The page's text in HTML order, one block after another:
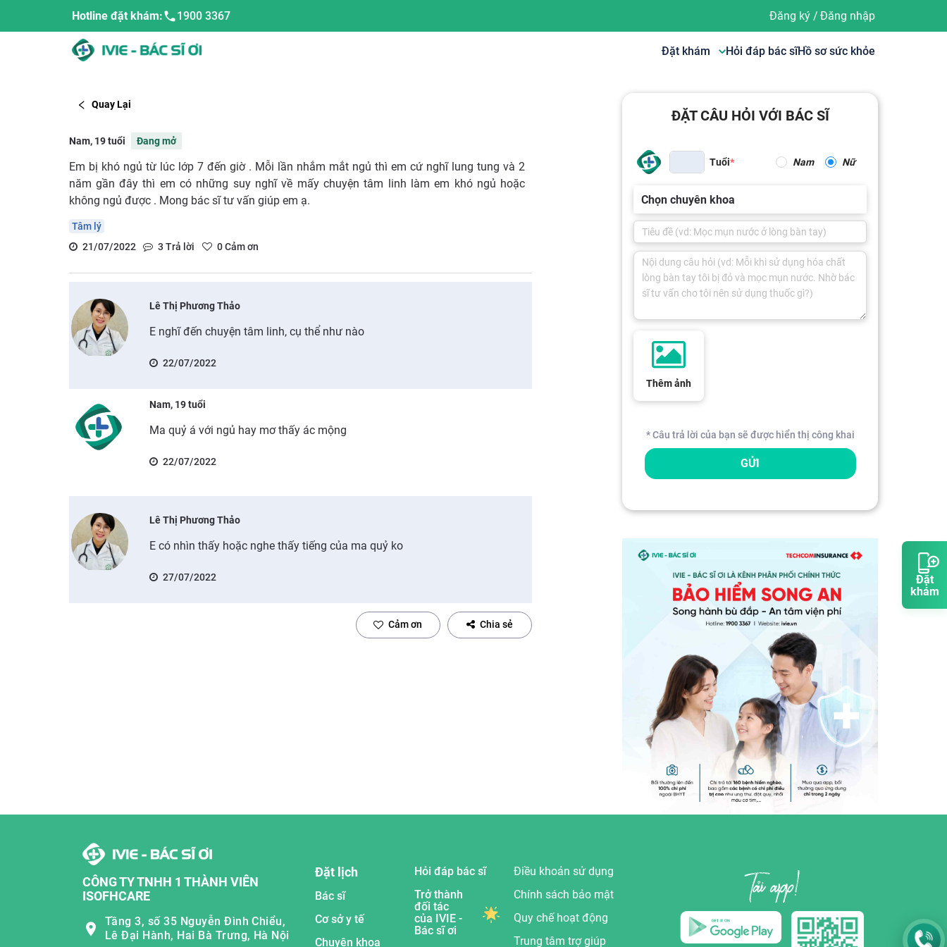
Đặt
khám
Hotline đặt khám: 1900 3367 Đăng ký/ Đăng nhập
Đặt khám Hỏi đáp bác sĩHồ sơ sức khỏe
Quay Lại
Nam, 19 tuổi Đang mở
Em bị khó ngủ từ lúc lớp 7 đến giờ . Mỗi lần nhắm mắt ngủ thì em cứ nghĩ lung tung và 2
năm gần đây thì em có những suy nghĩ về mấy chuyện tâm linh làm em khó ngủ hoặc
không ngủ được . Mong bác sĩ tư vấn giúp em ạ.
Tâm lý
21/07/2022
3 Trả lời 0Cảm ơn
Lê Thị Phương Thảo
E nghĩ đến chuyện tâm linh, cụ thể như nào
22/07/2022
Nam, 19 tuổi
Ma quỷ á với ngủ hay mơ thấy ác mộng
22/07/2022
Lê Thị Phương Thảo
E có nhìn thấy hoặc nghe thấy tiếng của ma quỷ ko
27/07/2022
Cảm ơn Chia sẻ
ĐẶT CÂU HỎI VỚI BÁC SĨ
Tuổi Nam Nữ
Chọn chuyên khoa
Thêm ảnh
* Câu trả lời của bạn sẽ được hiển thị công khai
GỬI
CÔNG TY TNHH 1 THÀNH VIÊN
ISOFHCARE
Tầng 3, số 35 Nguyễn Đình Chiểu,
Lê Đại Hành, Hai Bà Trưng, Hà Nội
Đặt lịch
Bác sĩ
Cơ sở y tế
Chuyên khoa
Hỏi đáp bác sĩ
Trở thành
đối tác
của IVIE -
Bác sĩ ơi
Điều khoản sử dụng
Chính sách bảo mật
Quy chế hoạt động
Trung tâm trợ giúp